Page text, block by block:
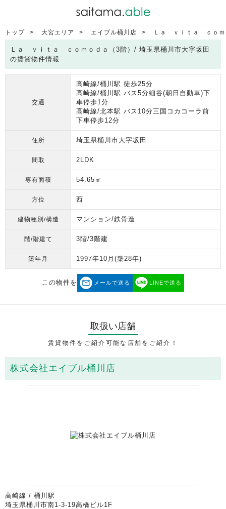
トップ 大宮エリア エイブル桶川店 Ｌａ ｖｉｔａ ｃｏｍ
Ｌａ ｖｉｔａ ｃｏｍｏｄａ（3階）/ 埼玉県桶川市大字坂田
の賃貸物件情報
交通
高崎線/桶川駅 徒歩25分
高崎線/桶川駅 バス5分細谷(朝日自動車)下
車停歩1分
高崎線/北本駅 バス10分三国コカコーラ前
下車停歩12分
住所 埼玉県桶川市大字坂田
間取 2LDK
専有面積 54.65㎡
方位 西
建物種別/構造 マンション/鉄骨造
階/階建て 3階/3階建
築年月 1997年10月 (築28年)
この物件を メールで送る LINEで送る
取扱い店舗
賃貸物件をご紹介可能な店舗をご紹介！
株式会社エイブル桶川店
高崎線 / 桶川駅
埼玉県桶川市南1-3-19高橋ビル1F